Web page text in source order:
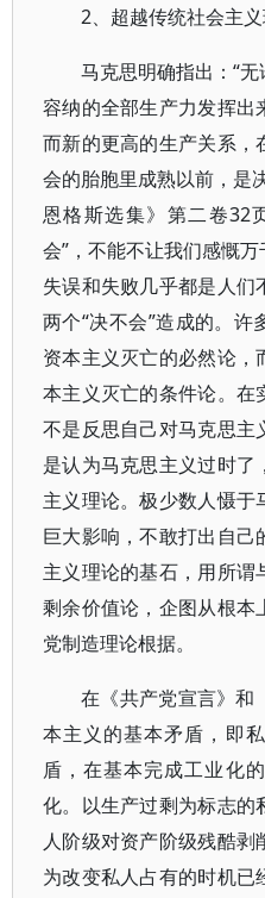
2、超越传统社会主
马克思明确指出：“
容纳的全部生产力发挥出
而新的更高的生产关系，
会的胎胞里成熟以前，是
恩格斯选集》第二卷32
会”，不能不让我们感慨
失误和失败几乎都是人
两个“决不会”造成的。许
资本主义灭亡的必然论，
本主义灭亡的条件论。在
不是反思自己对马克思主
是认为马克思主义过时了
主义理论。极少数人慑于
巨大影响，不敢打出自己
主义理论的基石，用所
剩余价值论，企图从根本
党制造理论根据。
在《共产党宣言》和
本主义的基本矛盾，即
盾，在基本完成工业化
化。以生产过剩为标志的
人阶级对资产阶级残酷剥
为改变私人占有的时机已